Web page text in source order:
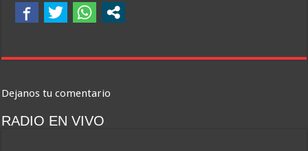
Dejanos tu comentario
RADIO EN VIVO